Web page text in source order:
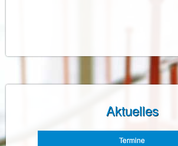
Aktuelles
Termine